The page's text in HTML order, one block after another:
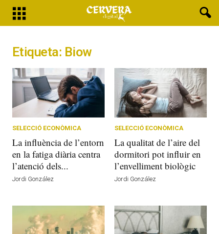
Etiqueta: Biow
SELECCIÓ ECONÒMICA
La influència de l’entorn
en la fatiga diària centra
l’atenció dels...
Jordi González
SELECCIÓ ECONÒMICA
La qualitat de l’aire del
dormitori pot influir en
l’envelliment biològic
Jordi González